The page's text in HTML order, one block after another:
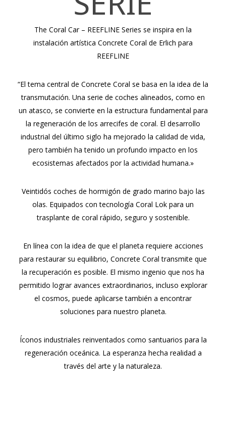
The Coral Car – REEFLINE Series se inspira en la
instalación artística Concrete Coral de Erlich para
REEFLINE
“El tema central de Concrete Coral se basa en la idea de la
transmutación. Una serie de coches alineados, como en
un atasco, se convierte en la estructura fundamental para
la regeneración de los arrecifes de coral. El desarrollo
industrial del último siglo ha mejorado la calidad de vida,
pero también ha tenido un profundo impacto en los
ecosistemas afectados por la actividad humana.»
Veintidós coches de hormigón de grado marino bajo las
olas. Equipados con tecnología Coral Lok para un
trasplante de coral rápido, seguro y sostenible.
En línea con la idea de que el planeta requiere acciones
para restaurar su equilibrio, Concrete Coral transmite que
la recuperación es posible. El mismo ingenio que nos ha
permitido lograr avances extraordinarios, incluso explorar
el cosmos, puede aplicarse también a encontrar
soluciones para nuestro planeta.
Íconos industriales reinventados como santuarios para la
regeneración oceánica. La esperanza hecha realidad a
través del arte y la naturaleza.